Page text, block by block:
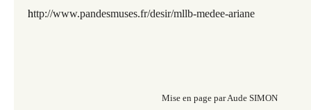
http://www.pandesmuses.fr/desir/mllb-medee-ariane
Mise en page par Aude SIMON